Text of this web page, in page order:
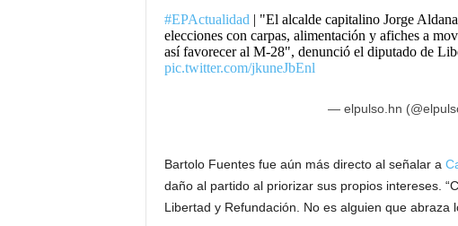
#EPActualidad | "El alcalde capitalino Jorge
elecciones con carpas, alimentación y afiches a
así favorecer al M-28", denunció el diputado de
pic.twitter.com/jkuneJbEnl
— elpulso.hn
Bartolo Fuentes fue aún más directo al señalar a
daño al partido al priorizar sus propios intereses.
Libertad y Refundación. No es alguien que abraza